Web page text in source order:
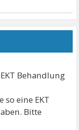
Behandlung
eine EKT
Bitte